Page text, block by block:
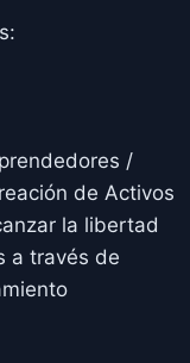
/
de Activos
la libertad
a través de